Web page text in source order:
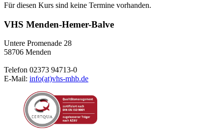
Für diesen Kurs sind keine Termine vorhanden.
VHS Menden-Hemer-Balve
Untere Promenade 28
58706 Menden
Telefon 02373 94713-0
E-Mail: info(at)vhs-mhb.de